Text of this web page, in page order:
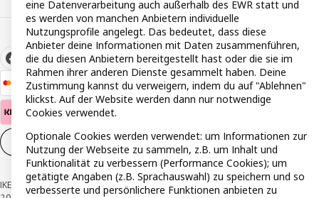
Cookie-Einstellungen DE
IKEA Österreich - Südring, 2334 Vösendorf © Inter IKEA Systems B.V. 1999-
eine Datenverarbeitung auch außerhalb des EWR statt und
es werden von manchen Anbietern individuelle
Nutzungsprofile angelegt. Das bedeutet, dass diese
Anbieter deine Informationen mit Daten zusammenführen,
die du diesen Anbietern bereitgestellt hast oder die sie im
Rahmen ihrer anderen Dienste gesammelt haben. Deine
Zustimmung kannst du verweigern, indem du auf "Ablehnen"
klickst. Auf der Website werden dann nur notwendige
Cookies verwendet.
Optionale Cookies werden verwendet: um Informationen zur
Nutzung der Webseite zu sammeln, z.B. um Inhalt und
Funktionalität zu verbessern (Performance Cookies); um
getätigte Angaben (z.B. Sprachauswahl) zu speichern und so
verbesserte und persönlichere Funktionen anbieten zu